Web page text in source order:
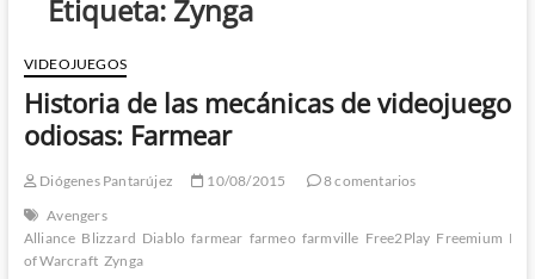
Etiqueta: Zynga
VIDEOJUEGOS
Historia de las mecánicas de videojuego
odiosas: Farmear
Diógenes Pantarújez 10/08/2015
8 comentarios
Avengers
Alliance Blizzard Diablo farmear farmeo farmville Free2Play Freemium
of Warcraft Zynga